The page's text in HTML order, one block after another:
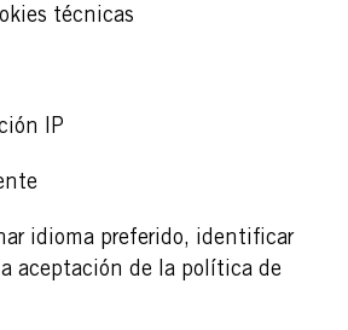
técnicas
IP
idioma preferido, identificar
aceptación de la política de